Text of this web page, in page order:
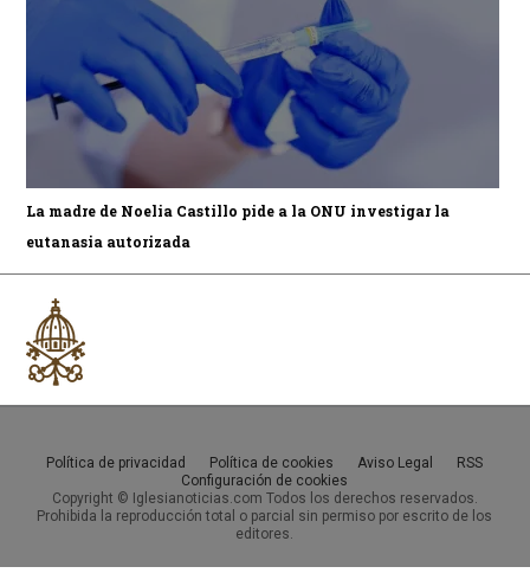
La madre de Noelia Castillo pide a la ONU investigar la
eutanasia autorizada
Política de privacidad Política de cookies Aviso Legal
RSS
Configuración de cookies
Copyright © Iglesianoticias.com Todos los derechos reservados.
Prohibida la reproducción total o parcial sin permiso por escrito de los
editores.